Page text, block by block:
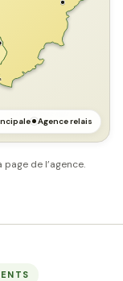
Agence relais
de l’agence.